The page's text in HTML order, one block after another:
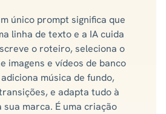
único prompt significa que
linha de texto e a IA cuida
o roteiro, seleciona o
imagens e vídeos de banco
música de fundo,
e adapta tudo à
sua marca. É uma criação